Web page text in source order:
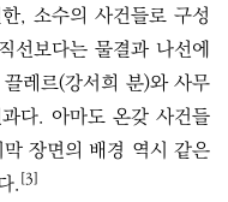
, 소수의 사건들로 구성
선보다는 물결과 나선에
레르(강서희 분)와 사무
다. 아마도 온갖 사건들
장면의 배경 역시 같은
.[3]